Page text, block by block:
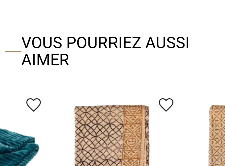
VOUS POURRIEZ AUSSI
AIMER
favorite_border favorite_border